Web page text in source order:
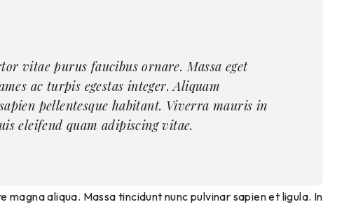
vitae purus faucibus ornare. Massa eget
ac turpis egestas integer. Aliquam
pellentesque habitant. Viverra mauris in
eleifend quam adipiscing vitae.
aliqua. Massa tincidunt nunc pulvinar sapien et ligula. In